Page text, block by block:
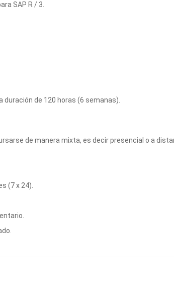
SAP R / 3.
duración de 120 horas (6 semanas).
de manera mixta, es decir presencial o a
(7 x 24).